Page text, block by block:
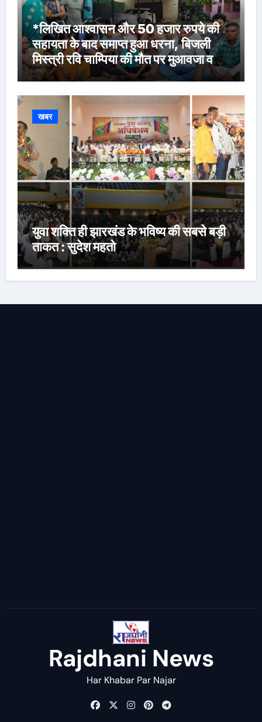
*लिखित आश्वासन और 50 हजार रुपये की
सहायता के बाद समाप्त हुआ धरना, बिजली
मिस्त्री रवि चाम्पिया की मौत पर मुआवजा व
नौकरी की मांग*
खबर
युवा शक्ति ही झारखंड के भविष्य की सबसे बड़ी
ताकत : सुदेश महतो
Rajdhani News
Har Khabar Par Najar